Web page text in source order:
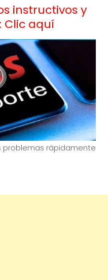
instructivos y
Clic aquí
problemas rápidamente